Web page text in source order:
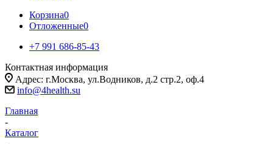
Корзина0
Отложенные0
+7 991 686-85-43
Контактная информация
Адрес: г.Москва, ул.Водников, д.2 стр.2, оф.4
info@4health.su
Главная
-
Каталог